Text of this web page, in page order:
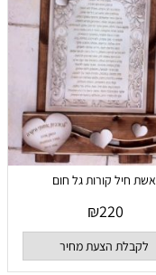
אשת חיל קורות גל חום
₪220
לקבלת הצעת מחיר